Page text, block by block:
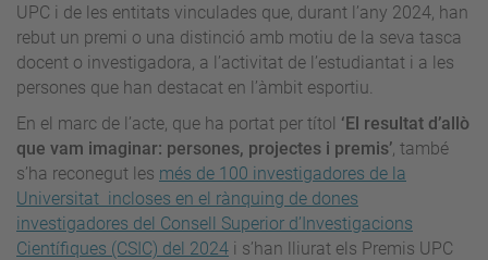
UPC i de les entitats vinculades que, durant l’any 2024, han
rebut un premi o una distinció amb motiu de la seva tasca
docent o investigadora, a l’activitat de l’estudiantat i a les
persones que han destacat en l’àmbit esportiu.
En el marc de l’acte, que ha portat per títol ‘El resultat d’allò
que vam imaginar: persones, projectes i premis’ , també
s’ha reconegut les més de 100 investigadores de la
Universitat incloses en el rànquing de dones
investigadores del Consell Superior d’Investigacions
Científiques (CSIC) del 2024 i s’han lliurat els Premis UPC